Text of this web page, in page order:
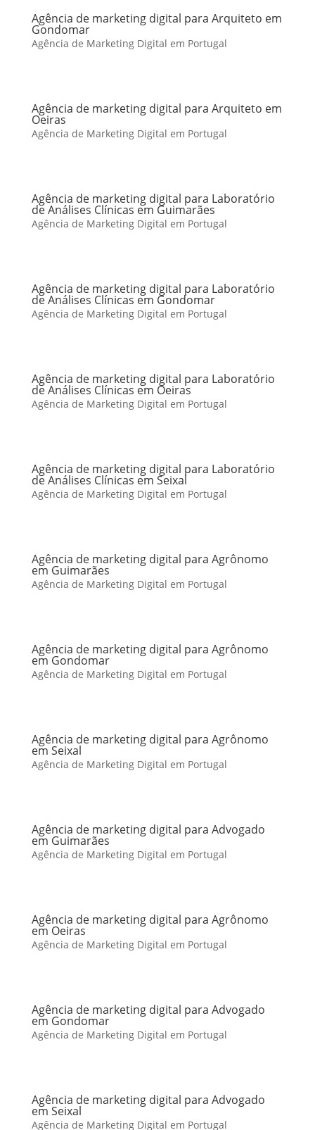
Agência de marketing digital para Arquiteto em
Gondomar
Agência de Marketing Digital em Portugal
Agência de marketing digital para Arquiteto em
Oeiras
Agência de Marketing Digital em Portugal
Agência de marketing digital para Laboratório
de Análises Clínicas em Guimarães
Agência de Marketing Digital em Portugal
Agência de marketing digital para Laboratório
de Análises Clínicas em Gondomar
Agência de Marketing Digital em Portugal
Agência de marketing digital para Laboratório
de Análises Clínicas em Oeiras
Agência de Marketing Digital em Portugal
Agência de marketing digital para Laboratório
de Análises Clínicas em Seixal
Agência de Marketing Digital em Portugal
Agência de marketing digital para Agrônomo
em Guimarães
Agência de Marketing Digital em Portugal
Agência de marketing digital para Agrônomo
em Gondomar
Agência de Marketing Digital em Portugal
Agência de marketing digital para Agrônomo
em Seixal
Agência de Marketing Digital em Portugal
Agência de marketing digital para Advogado
em Guimarães
Agência de Marketing Digital em Portugal
Agência de marketing digital para Agrônomo
em Oeiras
Agência de Marketing Digital em Portugal
Agência de marketing digital para Advogado
em Gondomar
Agência de Marketing Digital em Portugal
Agência de marketing digital para Advogado
em Seixal
Agência de Marketing Digital em Portugal